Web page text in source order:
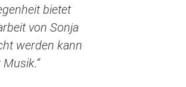
bietet
von Sonja
werden kann